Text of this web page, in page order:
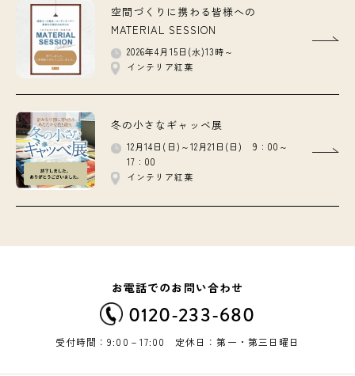
空間づくりに携わる皆様への
MATERIAL SESSION
2026年4月15日(水)13時～
インテリア紅葉
冬の小さなギャッベ展
12月14日(日)～12月21日(日) 9：00～
17：00
インテリア紅葉
お電話でのお問い合わせ
0120-233-680
受付時間：9:00－17:00 定休日：第一・第三日曜日